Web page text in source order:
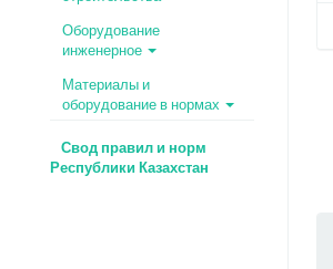
Оборудование
инженерное
Материалы и
оборудование в нормах
Свод правил и норм
Республики Казахстан